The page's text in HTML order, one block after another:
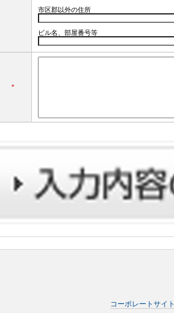
市区郡以外の住所
ビル名、部屋番号等
*
コーポレートサイト